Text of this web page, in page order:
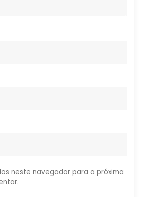
neste navegador para a próxima